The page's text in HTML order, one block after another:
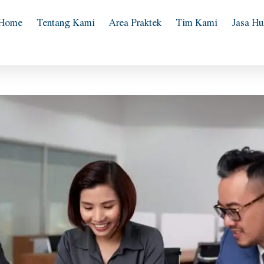
Tentang Kami Area Praktek Tim Kami Jasa